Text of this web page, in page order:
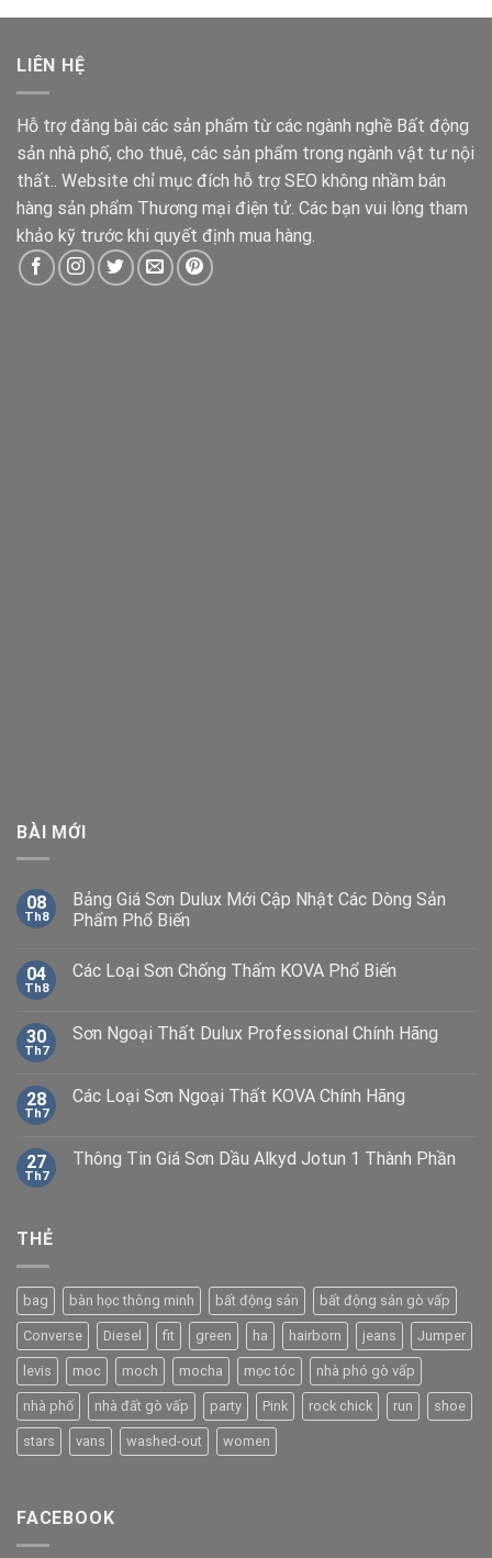
LIÊN HỆ
Hỗ trợ đăng bài các sản phẩm từ các ngành nghề Bất động
sản nhà phố, cho thuê, các sản phẩm trong ngành vật tư nội
thất.. Website chỉ mục đích hỗ trợ SEO không nhầm bán
hàng sản phẩm Thương mại điện tử. Các bạn vui lòng tham
khảo kỹ trước khi quyết định mua hàng.
BÀI MỚI
08
Th8
Bảng Giá Sơn Dulux Mới Cập Nhật Các Dòng Sản
Phẩm Phổ Biến
04
Th8
Các Loại Sơn Chống Thấm KOVA Phổ Biến
30
Th7
Sơn Ngoại Thất Dulux Professional Chính Hãng
28
Th7
Các Loại Sơn Ngoại Thất KOVA Chính Hãng
27
Th7
Thông Tin Giá Sơn Dầu Alkyd Jotun 1 Thành Phần
THẺ
bag bàn học thông minh bất động sản bất động sản gò vấp
Converse Diesel fit green ha hairborn jeans Jumper
levis moc moch mocha mọc tóc nhà phó gò vấp
nhà phố nhà đất gò vấp party Pink rock chick run shoe
stars vans washed-out women
FACEBOOK